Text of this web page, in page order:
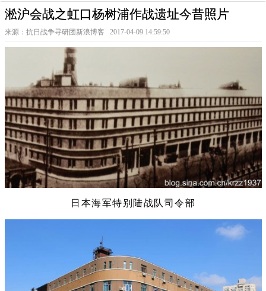
淞沪会战之虹口杨树浦作战遗址今昔照片
来源：抗日战争寻研团新浪博客 2017-04-09 14:59:50
日本海军特别陆战队司令部